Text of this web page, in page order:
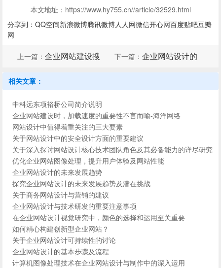
本文地址：https://www.hy755.cn//article/32529.html
分享到： QQ空间新浪微博腾讯微博人人网微信开心网百度贴吧豆瓣
网
上一篇： 企业网站建设搜
的应用
下一篇： 企业网站设计的
相关文章：
中科远东项裕桥公司简介说明
企业网站建设时，加载速度的重要性不言而喻-海洋网络
网站设计中值得着重关注的三大要素
关于网站设计中的安全设计方面的重要建议
关于深入探讨网站设计核心技术团队角色及其必备能力的详尽研究
优化企业网站图像处理，提升用户体验及网站性能
企业网站设计的未来发展趋势
探究企业网站设计的未来发展趋势及潜在挑战
关于商务网站设计与营销的建议
企业网站设计与技术研发的重要注意事项
在企业网站设计视觉研究中，颜色的选择和运用至关重要
如何精心构建创新型企业网站？
关于企业网站设计可持续性的讨论
企业网站设计的基本步骤及流程
计算机图像处理技术在企业网站设计与制作中的深入运用